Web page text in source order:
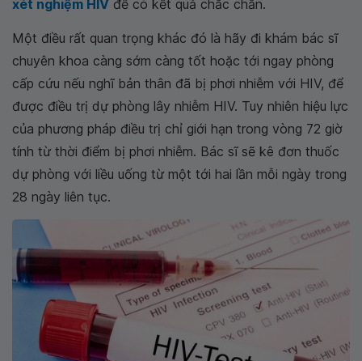
xét nghiệm HIV để có kết quả chắc chắn.
Một điều rất quan trọng khác đó là hãy đi khám bác sĩ
chuyên khoa càng sớm càng tốt hoặc tới ngay phòng
cấp cứu nếu nghĩ bản thân đã bị phơi nhiễm với HIV, để
được điều trị dự phòng lây nhiễm HIV. Tuy nhiên hiệu lực
của phương pháp điều trị chỉ giới hạn trong vòng 72 giờ
tính từ thời điểm bị phơi nhiễm. Bác sĩ sẽ kê đơn thuốc
dự phòng với liều uống từ một tới hai lần mỗi ngày trong
28 ngày liên tục.